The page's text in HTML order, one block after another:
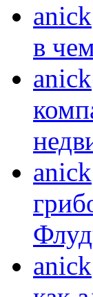
anick
в
anick
anick
anick